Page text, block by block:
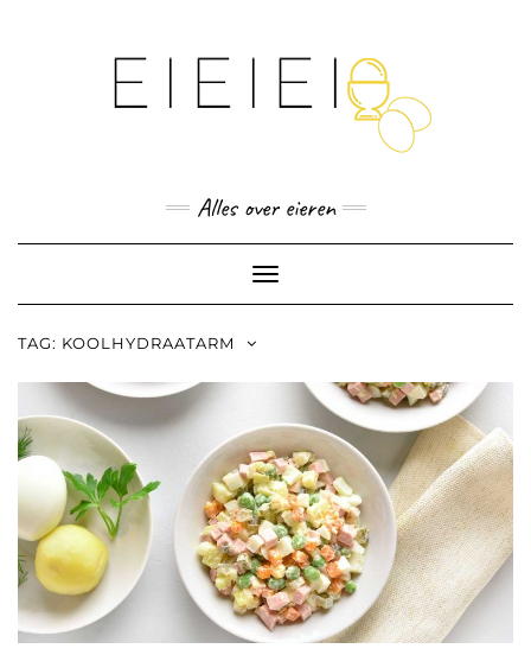
Alles over eieren
Toggle
Navigation
TAG: KOOLHYDRAATARM